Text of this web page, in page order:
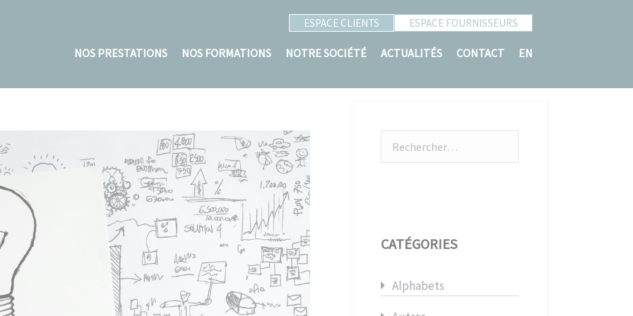
ESPACE CLIENTS ESPACE FOURNISSEURS
NOS PRESTATIONS NOS FORMATIONS NOTRE SOCIÉTÉ ACTUALITÉS CONTACT EN
CATÉGORIES
Alphabets